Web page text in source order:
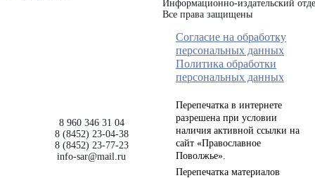
8 960 346 31 04
8 (8452) 23-04-38
8 (8452) 23-77-23
info-sar@mail.ru
Информационно-издательский
Все права защищены
Согласие на обработку
персональных данных
Политика обработки
персональных данных
Перепечатка в интернете
разрешена при условии
наличия активной ссылки на
сайт «Православное
Поволжье».
Перепечатка материалов